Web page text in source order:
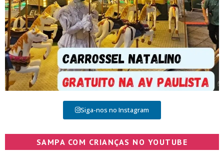
Siga-nos no Instagram
SAMPA COM CRIANÇAS NO YOUTUBE